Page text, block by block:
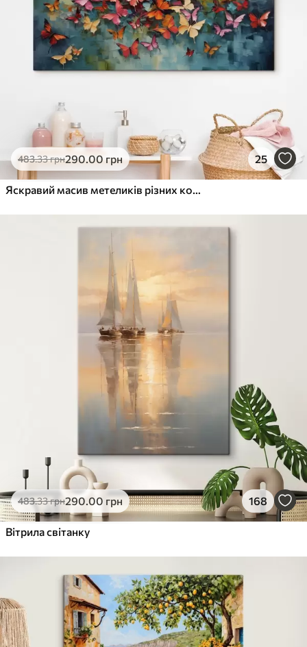
483.33грн290.00 грн 25
Яскравий масив метеликів різних кольорів, що імітує олійний живопис
483.33грн290.00 грн 168
Вітрила світанку